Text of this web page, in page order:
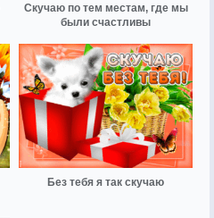
Скучаю по тем местам, где мы
были счастливы
Без тебя я так скучаю